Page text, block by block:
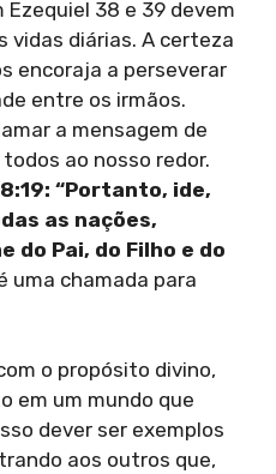
38 e 39 devem
vidas diárias. A certeza
encoraja a perseverar
entre os irmãos.
a mensagem de
ao nosso redor.
“Portanto, ide,
as nações,
do Pai, do Filho e do
uma chamada para
o propósito divino,
em um mundo que
dever ser exemplos
aos outros que,